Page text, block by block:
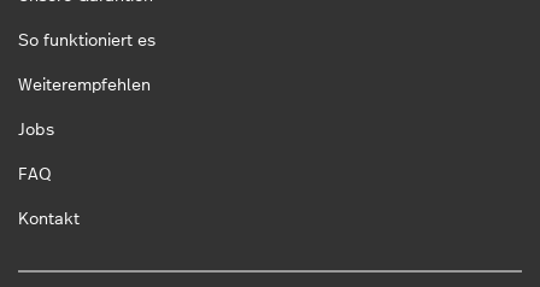
So funktioniert es
Weiterempfehlen
Jobs
FAQ
Kontakt